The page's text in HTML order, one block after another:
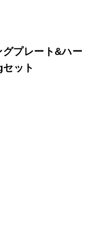
グプレート&ハー
ット